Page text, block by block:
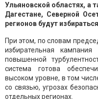
Ульяновской областях, а
Дагестане, Северной
регионов будут
При этом, по словам
избирательная
повышенной
система готова
высоком уровне, в том
со связью, угрозах
отдельных регионах.